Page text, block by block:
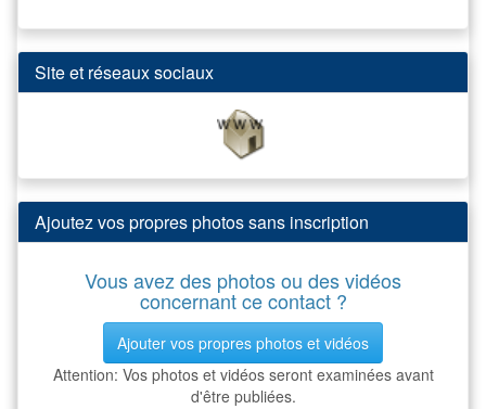
Site et réseaux sociaux
Ajoutez vos propres photos sans inscription
Vous avez des photos ou des vidéos
concernant ce contact ?
Ajouter vos propres photos et vidéos
Attention: Vos photos et vidéos seront examinées avant
d'être publiées.